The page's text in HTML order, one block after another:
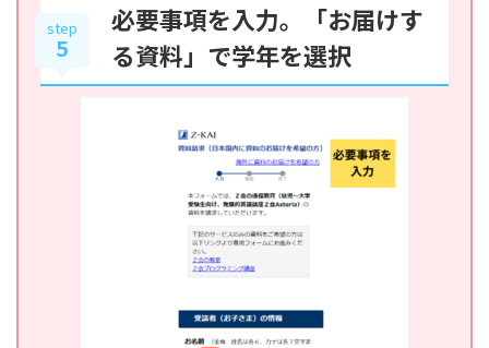
step
5
必要事項を入力。「お届けす
る資料」で学年を選択